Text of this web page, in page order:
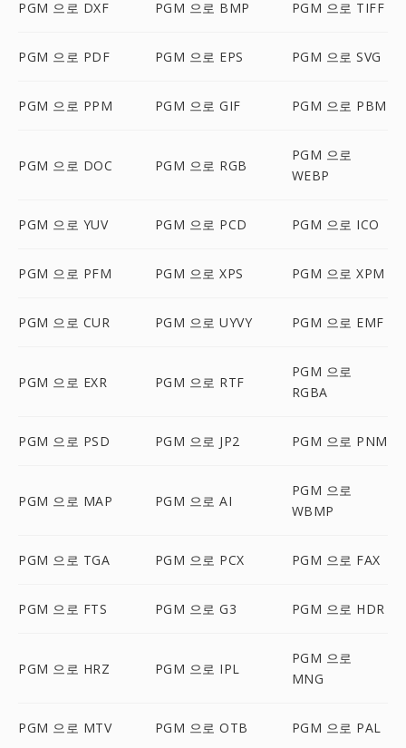
PGM 으로 DXF PGM 으로 BMP PGM 으로 TIFF
PGM 으로 PDF PGM 으로 EPS PGM 으로 SVG
PGM 으로 PPM PGM 으로 GIF PGM 으로 PBM
PGM 으로 DOC PGM 으로 RGB
PGM 으로
WEBP
PGM 으로 YUV PGM 으로 PCD PGM 으로 ICO
PGM 으로 PFM PGM 으로 XPS PGM 으로 XPM
PGM 으로 CUR PGM 으로 UYVY PGM 으로 EMF
PGM 으로 EXR PGM 으로 RTF
PGM 으로
RGBA
PGM 으로 PSD PGM 으로 JP2 PGM 으로 PNM
PGM 으로 MAP PGM 으로 AI
PGM 으로
WBMP
PGM 으로 TGA PGM 으로 PCX PGM 으로 FAX
PGM 으로 FTS PGM 으로 G3 PGM 으로 HDR
PGM 으로 HRZ PGM 으로 IPL
PGM 으로
MNG
PGM 으로 MTV PGM 으로 OTB PGM 으로 PAL